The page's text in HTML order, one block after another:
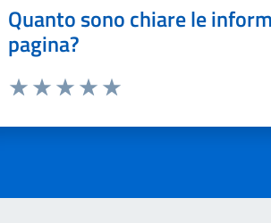
Quanto sono chiare le
pagina?